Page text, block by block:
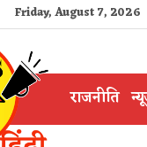
Friday, August 7, 2026
राजनीति